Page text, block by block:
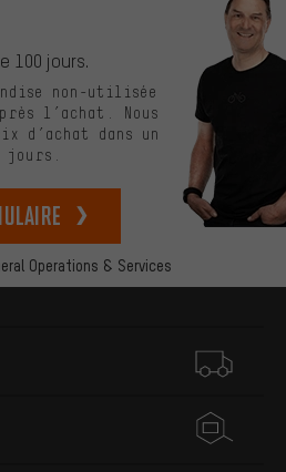
Operations & Services
100 jours.
non-utilisée
l’achat. Nous
d’achat dans un
jours.